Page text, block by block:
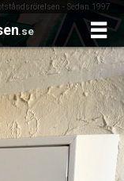
- Sedan 1997
.se